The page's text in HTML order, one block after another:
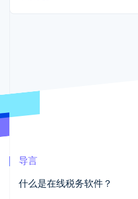
Radar
碳移除
Identity
在线身份验证
非营利组织
导言
什么是在线税务软件？